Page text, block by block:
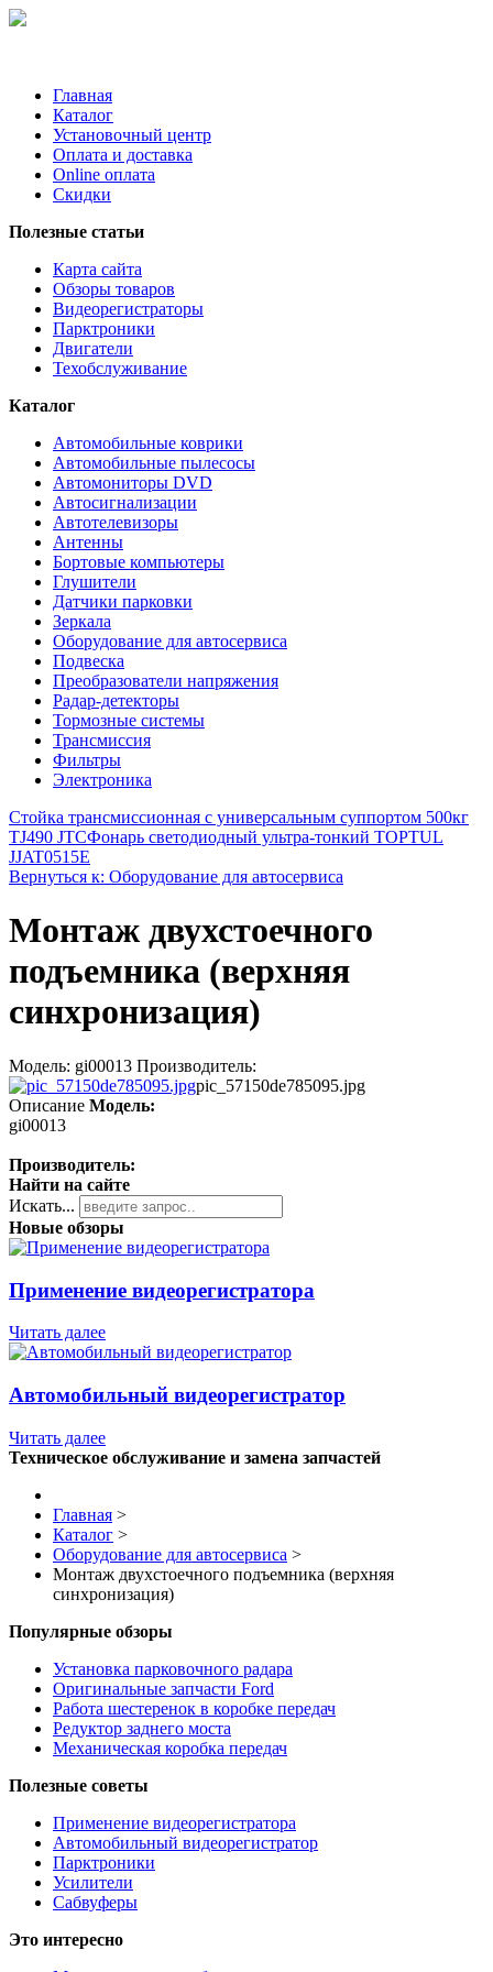
Главная
Каталог
Установочный центр
Оплата и доставка
Online оплата
Скидки
Полезные статьи
Карта сайта
Обзоры товаров
Видеорегистраторы
Парктроники
Двигатели
Техобслуживание
Каталог
Автомобильные коврики
Автомобильные пылесосы
Автомониторы DVD
Автосигнализации
Автотелевизоры
Антенны
Бортовые компьютеры
Глушители
Датчики парковки
Зеркала
Оборудование для автосервиса
Подвеска
Преобразователи напряжения
Радар-детекторы
Тормозные системы
Трансмиссия
Фильтры
Электроника
Стойка трансмиссионная с универсальным суппортом 500кг
TJ490 JTCФонарь светодиодный ультра-тонкий TOPTUL
JJAT0515E
Вернуться к: Оборудование для автосервиса
Монтаж двухстоечного
подъемника (верхняя
синхронизация)
Модель: gi00013 Производитель:
pic_57150de785095.jpg
Описание Модель:
gi00013
Производитель:
Найти на сайте
Искать...
Новые обзоры
Применение видеорегистратора
Читать далее
Автомобильный видеорегистратор
Читать далее
Техническое обслуживание и замена запчастей
Главная >
Каталог >
Оборудование для автосервиса >
Монтаж двухстоечного подъемника (верхняя
синхронизация)
Популярные обзоры
Установка парковочного радара
Оригинальные запчасти Ford
Работа шестеренок в коробке передач
Редуктор заднего моста
Механическая коробка передач
Полезные советы
Применение видеорегистратора
Автомобильный видеорегистратор
Парктроники
Усилители
Cабвуферы
Это интересно